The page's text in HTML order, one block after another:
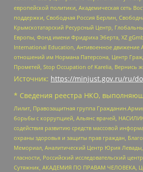
европейской политики, Академическая сеть
поддержки, Свободная Россия Берлин,
Крымскотатарский Ресурсный Центр,
Европы, Фонд имени Фридриха Эберта, XZ
International Education, Антивоенное
отношений им Нормана Патерсона, Центр
Прометей, Stop Occupation of Karelia, Вернись
Источник: https://minjust.gov.ru/ru/
* Сведения реестра НКО,
Лилит, Правозащитная группа
борьбы с коррупцией, Альянс врачей,
содействия развитию средств массовой
охраны здоровья и защиты прав граждан,
Мемориал, Аналитический Центр Юрия
гласности, Российский исследовательский
Сутяжник, АКАДЕМИЯ ПО ПРАВАМ ЧЕЛОВЕКА,